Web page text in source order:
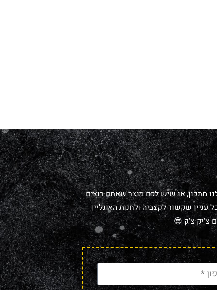
מתכון, או שיש לכם מוצר שאתם רוצים
שקשור לקצביה ולחנות האונליין
צ'יק צ'ק 😎